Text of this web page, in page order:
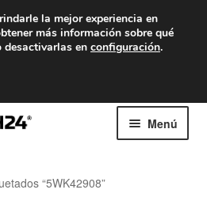
desde 7 EUR
de 9 a. m. a 4 p. m.
Menú
“5WK42908”
la mejor experiencia en
más información sobre qué
desactivarlas en configuración.